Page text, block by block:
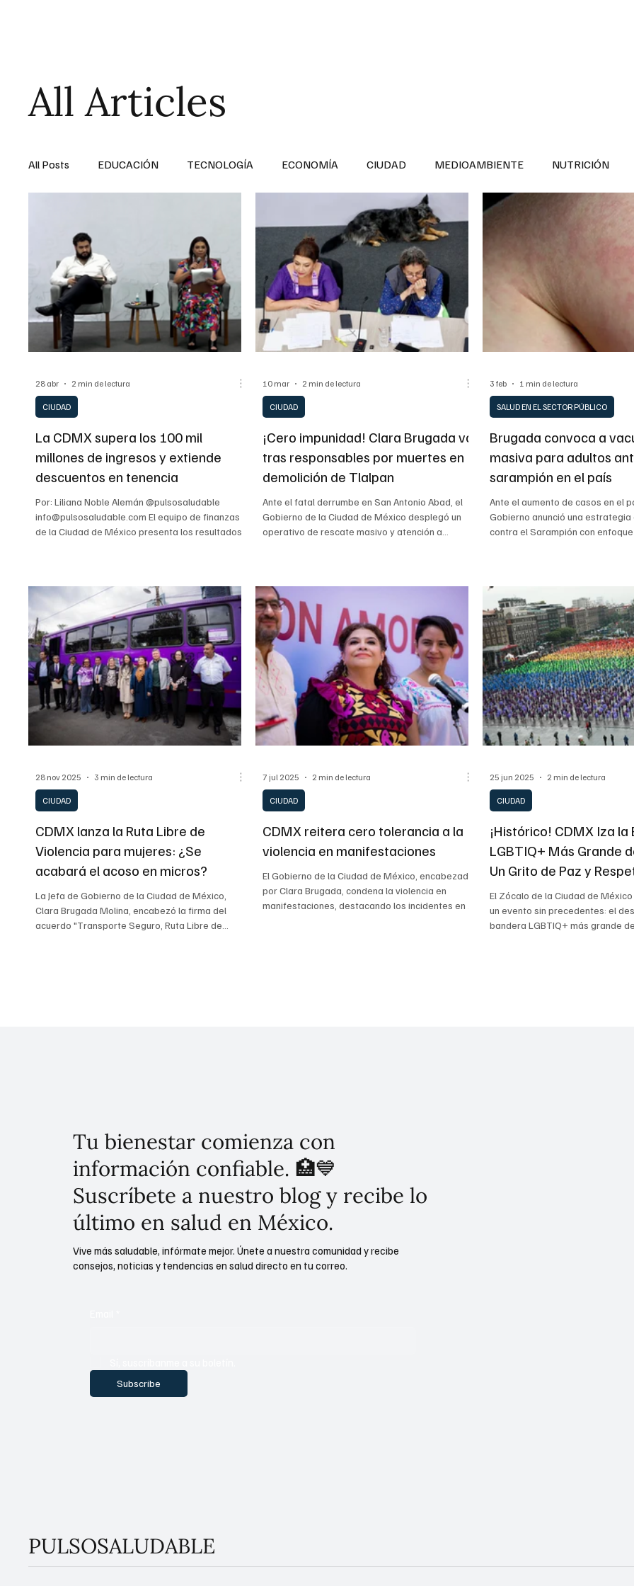
All Articles
All Posts EDUCACIÓN TECNOLOGÍA ECONOMÍA CIUDAD MEDIOAMBIENTE NUTRICIÓN
ESTADOS SEGURIDAD LA MAÑANERA SALUD
MENTAL LA ENTREVISTA ANIMAL FITNESS ADOLESCENTES RESPONSABILIDAD SOCIAL
INTERNACIONAL GENERAL INTERNACIONAL SALUD DIVERSIDAD INCLUSIVA PARA SABER MAS
La CDMX supera los 100 mil
millones de ingresos y extiende
descuentos en tenencia
Por: Liliana Noble Alemán @pulsosaludable
info@pulsosaludable.com El equipo de finanzas
de la Ciudad de México presenta los resultados
ABRIL 2026. El Gobierno de la Ciudad de México
presentó un balance positivo sobre el estado de
la hacienda pública, destacando que la capital se
mantiene como la entidad con mayor autonomía
financiera d
CIUDAD
28 abr 2 min de lectura
¡Cero impunidad! Clara Brugada va
tras responsables por muertes en
demolición de Tlalpan
Ante el fatal derrumbe en San Antonio Abad, el
Gobierno de la Ciudad de México desplegó un
operativo de rescate masivo y atención a
alcaldías para evitar nuevas tragedias.
CIUDAD
10 mar 2 min de lectura
Brugada convoca a
masiva para adultos
sarampión en el país
Ante el aumento de casos en el
Gobierno anunció una estrategia
contra el Sarampión con enfoque
contagios masivos.
SALUD EN EL SECTOR PÚBLICO
3 feb 1 min de lectura
CDMX lanza la Ruta Libre de
Violencia para mujeres: ¿Se
acabará el acoso en micros?
La Jefa de Gobierno de la Ciudad de México,
Clara Brugada Molina, encabezó la firma del
acuerdo "Transporte Seguro, Ruta Libre de
CIUDAD
28 nov 2025 3 min de lectura
CDMX reitera cero tolerancia a la
violencia en manifestaciones
El Gobierno de la Ciudad de México, encabezado
por Clara Brugada, condena la violencia en
manifestaciones, destacando los incidentes en la
CIUDAD
7 jul 2025 2 min de lectura
¡Histórico! CDMX Iza la
LGBTIQ+ Más Grande
Un Grito de Paz y
El Zócalo de la Ciudad de
un evento sin precedentes: el
bandera LGBTIQ+ más grande
CIUDAD
25 jun 2025 2 min de lectura
Tu bienestar comienza con
información confiable. 🏥💙
Suscríbete a nuestro blog y recibe lo
último en salud en México.
Subscribe
Vive más saludable, infórmate mejor. Únete a nuestra comunidad y recibe
consejos, noticias y tendencias en salud directo en tu correo.
PULSOSALUDABLE